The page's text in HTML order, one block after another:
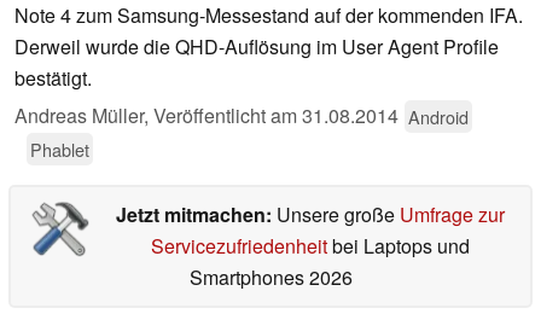
Note 4 zum Samsung-Messestand auf der kommenden IFA.
Derweil wurde die QHD-Auflösung im User Agent Profile
bestätigt.
Andreas Müller, Veröffentlicht am31.08.2014 Android
Phablet
Jetzt mitmachen: Unsere große Umfrage zur
Servicezufriedenheitbei Laptops und
Smartphones 2026